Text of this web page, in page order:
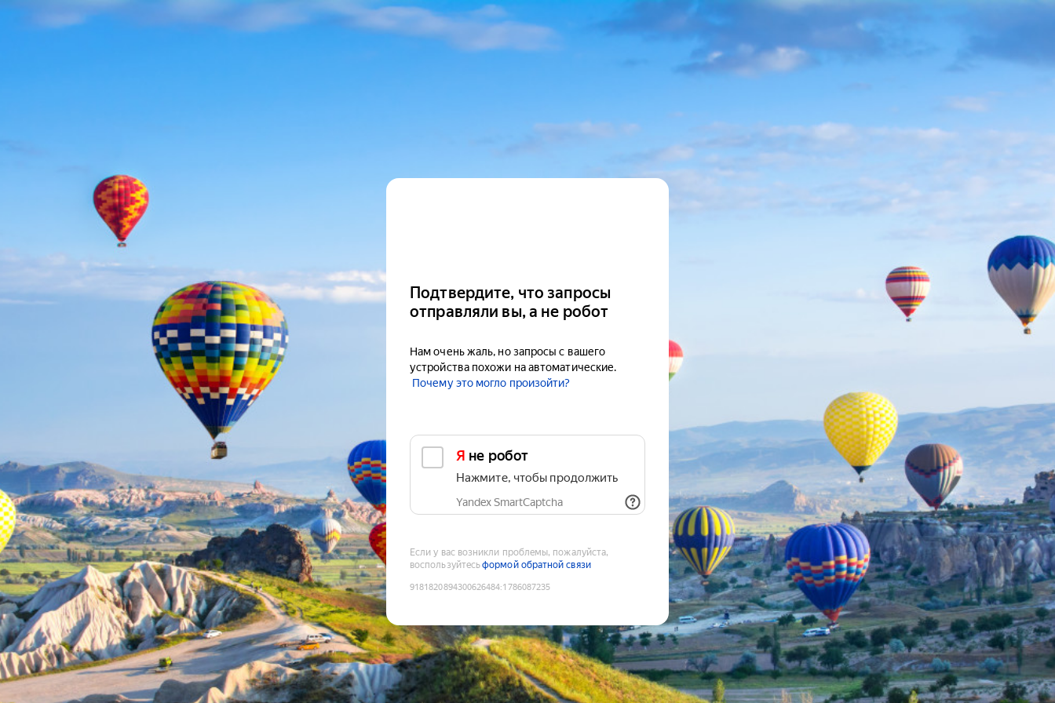
Подтвердите, что запросы
отправляли вы, а не робот
Нам очень жаль, но запросы с вашего
устройства похожи на автоматические.
Почему это могло произойти?
Я не робот
Нажмите, чтобы продолжить
Yandex SmartCaptcha
Если у вас возникли проблемы, пожалуйста,
воспользуйтесьформой обратной связи
9181820894300626484:1786087235